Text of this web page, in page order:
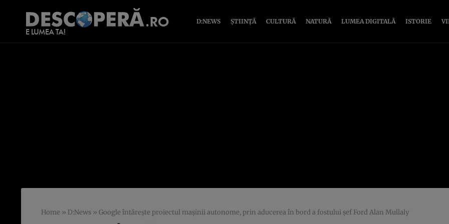
D:NEWS ȘTIINȚĂ CULTURĂ NATURĂ LUMEA DIGITALĂ ISTORIE
Home » D:News » Google întăreşte proiectul maşinii autonome, prin aducerea în bord a fostului şef Ford Alan Mullaly